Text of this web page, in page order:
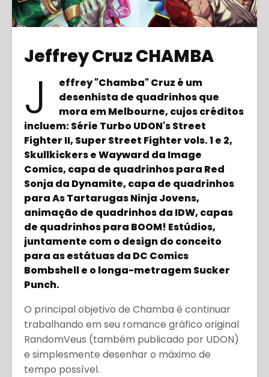
Jeffrey Cruz CHAMBA
J
effrey "Chamba" Cruz é um
desenhista de quadrinhos que
mora em Melbourne, cujos créditos
incluem: Série Turbo UDON's Street
Fighter II, Super Street Fighter vols. 1 e 2,
Skullkickers e Wayward da Image
Comics, capa de quadrinhos para Red
Sonja da Dynamite, capa de quadrinhos
para As Tartarugas Ninja Jovens,
animação de quadrinhos da IDW, capas
de quadrinhos para BOOM! Estúdios,
juntamente com o design do conceito
para as estátuas da DC Comics
Bombshell e o longa-metragem Sucker
Punch.
O principal objetivo de Chamba é continuar
trabalhando em seu romance gráfico original
RandomVeus (também publicado por UDON)
e simplesmente desenhar o máximo de
tempo possível.